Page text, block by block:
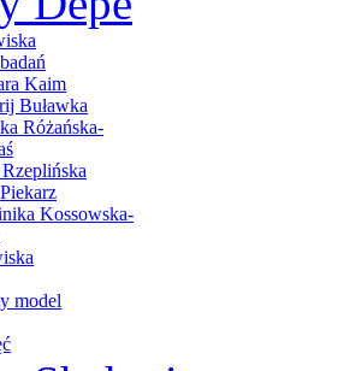
Kaim
Buławka
Różańska-
Kossowska-
model